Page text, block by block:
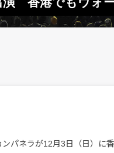
パネラが12月3日（日）に